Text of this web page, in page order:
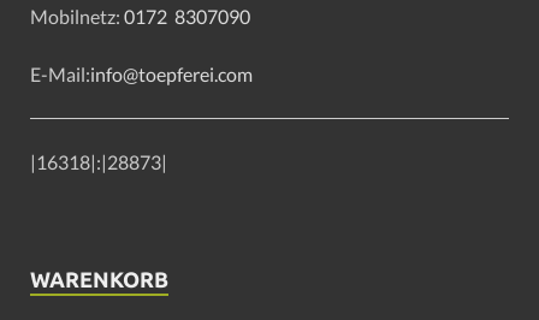
Mobilnetz: 0172 8307090
E-Mail:info@toepferei.com
|16318|:|28873|
WARENKORB